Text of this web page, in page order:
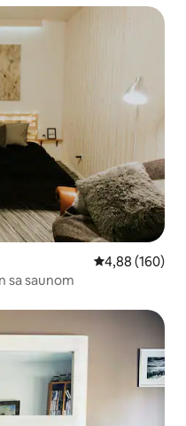
Prosječna
4,88 (160)
sa saunom